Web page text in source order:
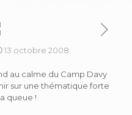
13 octobre 2008
au calme du Camp Davy
sur une thématique forte
queue !